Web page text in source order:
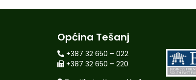
Općina Tešanj
+387 32 650 – 022
+387 32 650 – 220